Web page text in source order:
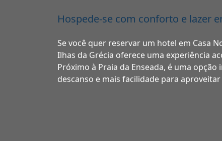
Hospede-se com conforto e lazer
Se você quer reservar um hotel em Casa
Ilhas da Grécia oferece uma experiência
Próximo à Praia da Enseada, é uma
descanso e mais facilidade para